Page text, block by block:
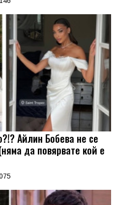
Айлин Бобева не се
да повярвате кой е